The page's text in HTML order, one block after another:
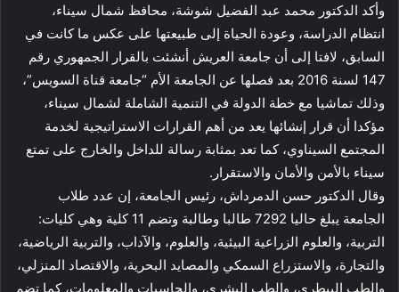
وأكد الدكتور محمد عبد الفضيل شوشة، محافظ شمال سيناء،
انتظام الدراسة، وعودة الحياة إلى طبيعتها على عكس ما كانت في
السابق، لافتا إلى أن جامعة العريش أنشئت بالقرار الجمهوري رقم
147 لسنة 2016 بعد فصلها عن الجامعة الأم “جامعة قناة السويس”،
وذلك تماشيا مع خطة الدولة في التنمية الشاملة لشمال سيناء،
مؤكدا أن قرار إنشائها يعد من أهم القرارات الاستراتيجية لخدمة
المجتمع السيناوي، كما تعد بمثابة رسالة للداخل والخارج على تمتع
سيناء بالأمن والأمان والاستقرار.
وقال الدكتور حسن الدمرداش، رئيس الجامعة، إن عدد طلاب
الجامعة يبلغ حاليا 7292 طالبا وطالبة وتضم 11 كلية وهي كليات:
التربية، والعلوم الزراعية البيئية، والعلوم، والآداب، والتربية الرياضية،
والتجارة، والاستزراع السمكي والمصايد البحرية، والاقتصاد المنزلي،
والطب البيطري، والطب البشري، والحاسبات والمعلومات، كما تضم